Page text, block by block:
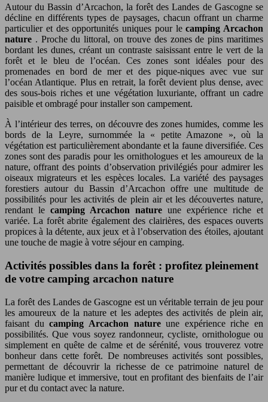
Autour du Bassin d’Arcachon, la forêt des Landes de Gascogne se
décline en différents types de paysages, chacun offrant un charme
particulier et des opportunités uniques pour lecamping Arcachon
nature . Proche du littoral, on trouve des zones de pins maritimes
bordant les dunes, créant un contraste saisissant entre le vert de la
forêt et le bleu de l’océan. Ces zones sont idéales pour des
promenades en bord de mer et des pique-niques avec vue sur
l’océan Atlantique. Plus en retrait, la forêt devient plus dense, avec
des sous-bois riches et une végétation luxuriante, offrant un cadre
paisible et ombragé pour installer son campement.
À l’intérieur des terres, on découvre des zones humides, comme les
bords de la Leyre, surnommée la « petite Amazone », où la
végétation est particulièrement abondante et la faune diversifiée. Ces
zones sont des paradis pour les ornithologues et les amoureux de la
nature, offrant des points d’observation privilégiés pour admirer les
oiseaux migrateurs et les espèces locales. La variété des paysages
forestiers autour du Bassin d’Arcachon offre une multitude de
possibilités pour les activités de plein air et les découvertes nature,
rendant le camping Arcachon nature une expérience riche et
variée. La forêt abrite également des clairières, des espaces ouverts
propices à la détente, aux jeux et à l’observation des étoiles, ajoutant
une touche de magie à votre séjour en camping.
Activités possibles dans la forêt : profitez pleinement
de votre camping arcachon nature
La forêt des Landes de Gascogne est un véritable terrain de jeu pour
les amoureux de la nature et les adeptes des activités de plein air,
faisant ducamping Arcachon natureune expérience riche en
possibilités. Que vous soyez randonneur, cycliste, ornithologue ou
simplement en quête de calme et de sérénité, vous trouverez votre
bonheur dans cette forêt. De nombreuses activités sont possibles,
permettant de découvrir la richesse de ce patrimoine naturel de
manière ludique et immersive, tout en profitant des bienfaits de l’air
pur et du contact avec la nature.